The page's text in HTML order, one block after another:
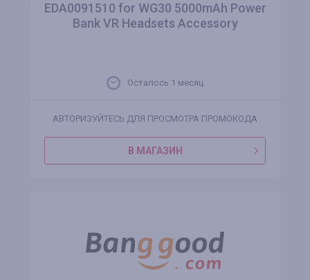
EDA0091510 for WG30 5000mAh Power
Bank VR Headsets Accessory
Осталось 1 месяц
АВТОРИЗУЙТЕСЬ ДЛЯ ПРОСМОТРА ПРОМОКОДА
В МАГАЗИН